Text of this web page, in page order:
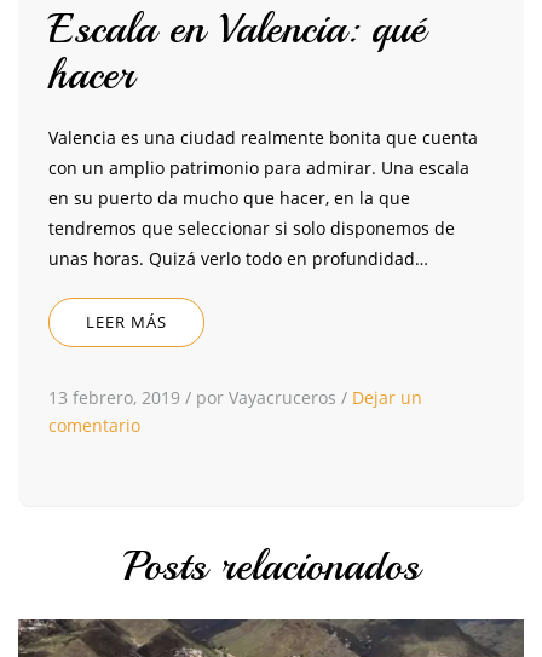
Escala en Valencia: qué
hacer
Valencia es una ciudad realmente bonita que cuenta
con un amplio patrimonio para admirar. Una escala
en su puerto da mucho que hacer, en la que
tendremos que seleccionar si solo disponemos de
unas horas. Quizá verlo todo en profundidad…
LEER MÁS
13 febrero, 2019 / por Vayacruceros / Dejar un
comentario
Posts relacionados